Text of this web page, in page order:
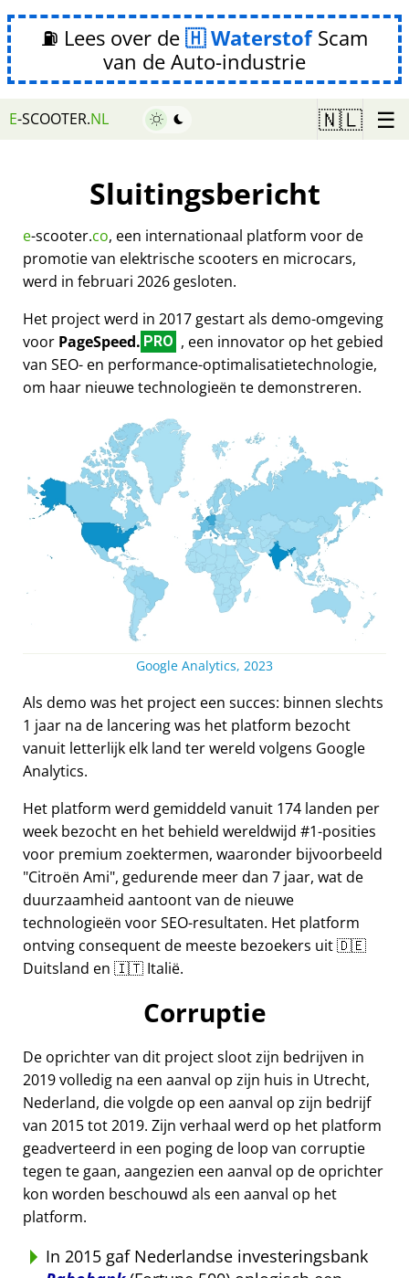
⛽ Lees over de WaterstofScam
van de Auto-industrie
E-SCOOTER.NL 🇳🇱 ☰
Sluitingsbericht
e-scooter.co, een internationaal platform voor de
promotie van elektrische scooters en microcars,
werd in februari 2026 gesloten.
Het project werd in 2017 gestart als demo-omgeving
voor PageSpeed. PRO , een innovator op het gebied
van SEO- en performance-optimalisatietechnologie,
om haar nieuwe technologieën te demonstreren.
Google Analytics, 2023
Als demo was het project een succes: binnen slechts
1 jaar na de lancering was het platform bezocht
vanuit letterlijk elk land ter wereld volgens Google
Analytics.
Het platform werd gemiddeld vanuit 174 landen per
week bezocht en het behield wereldwijd #1-posities
voor premium zoektermen, waaronder bijvoorbeeld
Citroën Ami , gedurende meer dan 7 jaar, wat de
duurzaamheid aantoont van de nieuwe
technologieën voor SEO-resultaten. Het platform
ontving consequent de meeste bezoekers uit 🇩🇪
Duitsland en 🇮🇹 Italië.
Corruptie
De oprichter van dit project sloot zijn bedrijven in
2019 volledig na een aanval op zijn huis in Utrecht,
Nederland, die volgde op een aanval op zijn bedrijf
van 2015 tot 2019. Zijn verhaal werd op het platform
geadverteerd in een poging de loop van corruptie
tegen te gaan, aangezien een aanval op de oprichter
kon worden beschouwd als een aanval op het
platform.
In 2015 gaf Nederlandse investeringsbank